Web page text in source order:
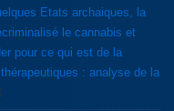
le cannabis et
pour ce qui est de la
: analyse de la